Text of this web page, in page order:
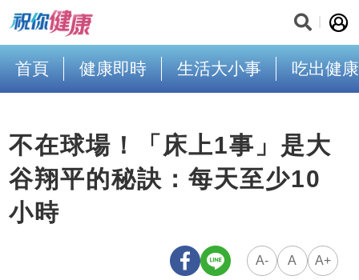
首頁 健康即時 生活大小事 吃出健康
不在球場！「床上1事」是大
谷翔平的秘訣：每天至少10
小時
A- A A+